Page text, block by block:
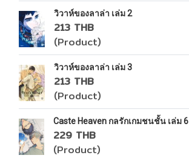
วิวาห์ของลาล่า เล่ม 2
213 THB
(Product)
วิวาห์ของลาล่า เล่ม 3
213 THB
(Product)
Caste Heaven กลรักเกมชนชั้น เล่ม 6
229 THB
(Product)